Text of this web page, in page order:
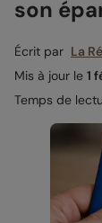
son
Écrit par La
Mis à jour le 1
Temps de